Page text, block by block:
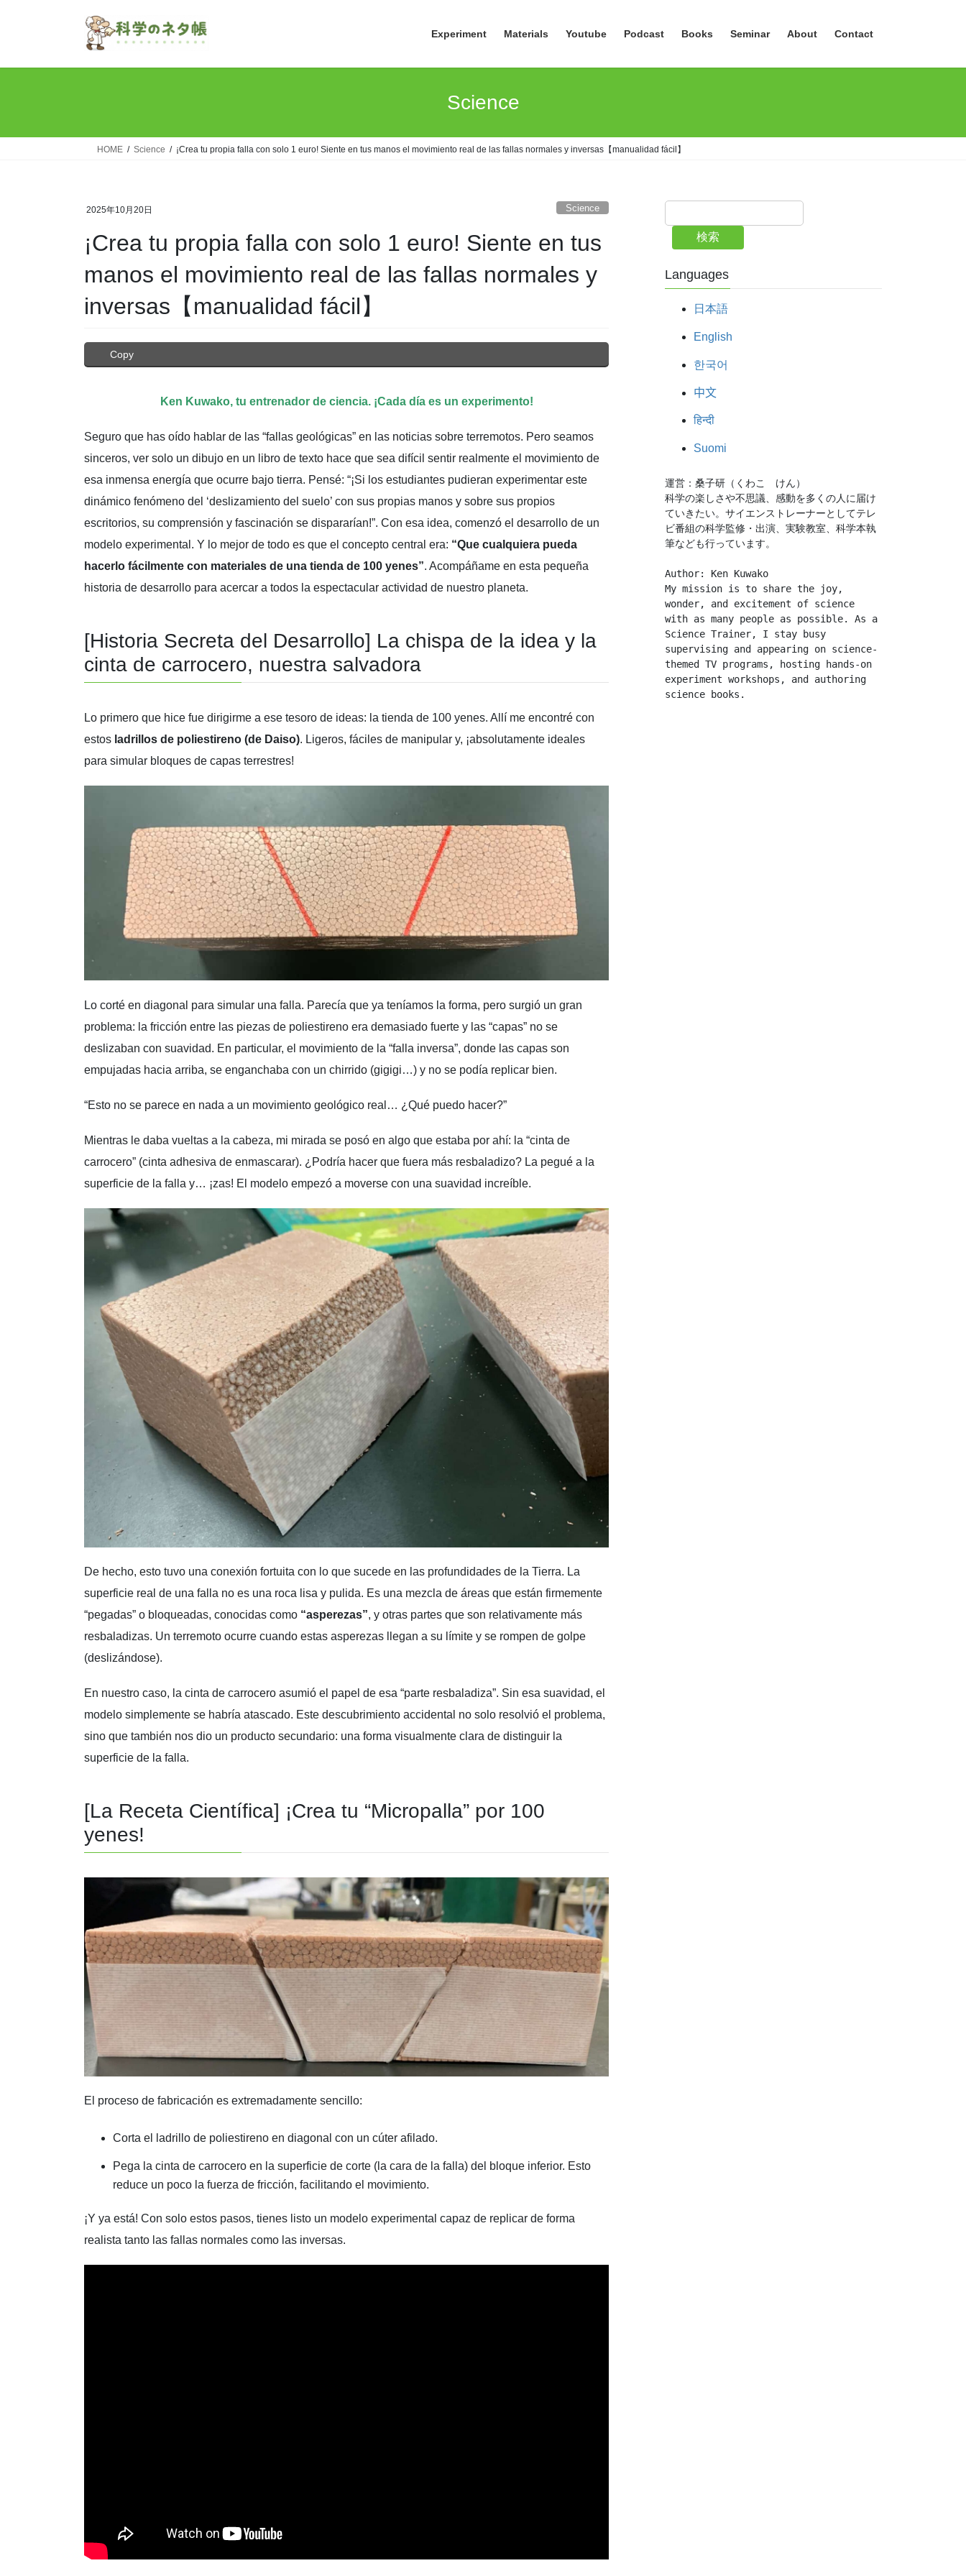
Experiment Materials Youtube Podcast Books Seminar About Contact
Science
HOME Science ¡Crea tu propia falla con solo 1 euro! Siente en tus manos el movimiento real de las fallas normales y inversas【manualidad fácil】
2025年10月20日 Science
¡Crea tu propia falla con solo 1 euro! Siente en tus
manos el movimiento real de las fallas normales y
inversas【manualidad fácil】
Copy
Ken Kuwako, tu entrenador de ciencia. ¡Cada día es un experimento!
Seguro que has oído hablar de las “fallas geológicas” en las noticias sobre terremotos. Pero seamos
sinceros, ver solo un dibujo en un libro de texto hace que sea difícil sentir realmente el movimiento de
esa inmensa energía que ocurre bajo tierra. Pensé: “¡Si los estudiantes pudieran experimentar este
dinámico fenómeno del ‘deslizamiento del suelo’ con sus propias manos y sobre sus propios
escritorios, su comprensión y fascinación se dispararían!”. Con esa idea, comenzó el desarrollo de un
modelo experimental. Y lo mejor de todo es que el concepto central era: “Que cualquiera pueda
hacerlo fácilmente con materiales de una tienda de 100 yenes”. Acompáñame en esta pequeña
historia de desarrollo para acercar a todos la espectacular actividad de nuestro planeta.
[Historia Secreta del Desarrollo] La chispa de la idea y la
cinta de carrocero, nuestra salvadora
Lo primero que hice fue dirigirme a ese tesoro de ideas: la tienda de 100 yenes. Allí me encontré con
estos ladrillos de poliestireno (de Daiso). Ligeros, fáciles de manipular y, ¡absolutamente ideales
para simular bloques de capas terrestres!
Lo corté en diagonal para simular una falla. Parecía que ya teníamos la forma, pero surgió un gran
problema: la fricción entre las piezas de poliestireno era demasiado fuerte y las “capas” no se
deslizaban con suavidad. En particular, el movimiento de la “falla inversa”, donde las capas son
empujadas hacia arriba, se enganchaba con un chirrido (gigigi…) y no se podía replicar bien.
“Esto no se parece en nada a un movimiento geológico real… ¿Qué puedo hacer?”
Mientras le daba vueltas a la cabeza, mi mirada se posó en algo que estaba por ahí: la “cinta de
carrocero” (cinta adhesiva de enmascarar). ¿Podría hacer que fuera más resbaladizo? La pegué a la
superficie de la falla y… ¡zas! El modelo empezó a moverse con una suavidad increíble.
De hecho, esto tuvo una conexión fortuita con lo que sucede en las profundidades de la Tierra. La
superficie real de una falla no es una roca lisa y pulida. Es una mezcla de áreas que están firmemente
“pegadas” o bloqueadas, conocidas como “asperezas”, y otras partes que son relativamente más
resbaladizas. Un terremoto ocurre cuando estas asperezas llegan a su límite y se rompen de golpe
(deslizándose).
En nuestro caso, la cinta de carrocero asumió el papel de esa “parte resbaladiza”. Sin esa suavidad, el
modelo simplemente se habría atascado. Este descubrimiento accidental no solo resolvió el problema,
sino que también nos dio un producto secundario: una forma visualmente clara de distinguir la
superficie de la falla.
[La Receta Científica] ¡Crea tu “Micropalla” por 100
yenes!
El proceso de fabricación es extremadamente sencillo:
Corta el ladrillo de poliestireno en diagonal con un cúter afilado.
Pega la cinta de carrocero en la superficie de corte (la cara de la falla) del bloque inferior. Esto
reduce un poco la fuerza de fricción, facilitando el movimiento.
¡Y ya está! Con solo estos pasos, tienes listo un modelo experimental capaz de replicar de forma
realista tanto las fallas normales como las inversas.
検索
Languages
日本語
English
한국어
中文
हिन्दी
Suomi
運営：桑子研（くわこ　けん）
科学の楽しさや不思議、感動を多くの人に届け
ていきたい。サイエンストレーナーとしてテレ
ビ番組の科学監修・出演、実験教室、科学本執
筆なども行っています。
Author: Ken Kuwako
My mission is to share the joy,
wonder, and excitement of science
with as many people as possible. As a
Science Trainer, I stay busy
supervising and appearing on science-
themed TV programs, hosting hands-on
experiment workshops, and authoring
science books.